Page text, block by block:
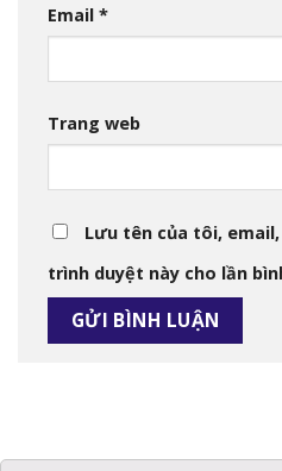
Email *
Trang web
Lưu tên của tôi,
trình duyệt này cho lần